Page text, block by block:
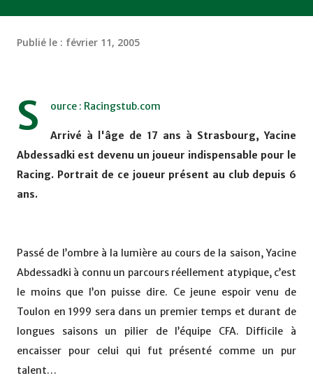
Publié le : février 11, 2005
S ource : Racingstub.com
Arrivé à l'âge de 17 ans à Strasbourg, Yacine
Abdessadki est devenu un joueur indispensable pour le
Racing. Portrait de ce joueur présent au club depuis 6
ans.
Passé de l’ombre à la lumière au cours de la saison, Yacine
Abdessadki à connu un parcours réellement atypique, c’est
le moins que l’on puisse dire. Ce jeune espoir venu de
Toulon en 1999 sera dans un premier temps et durant de
longues saisons un pilier de l’équipe CFA. Difficile à
encaisser pour celui qui fut présenté comme un pur
talent…